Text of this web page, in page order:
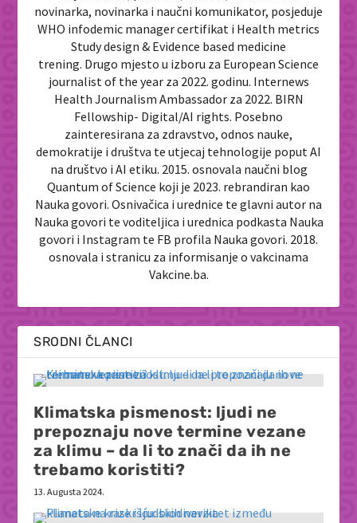
novinarka, novinarka i naučni komunikator, posjeduje
WHO infodemic manager certifikat i Health metrics
Study design & Evidence based medicine
trening. Drugo mjesto u izboru za European Science
journalist of the year za 2022. godinu. Internews
Health Journalism Ambassador za 2022. BIRN
Fellowship- Digital/AI rights. Posebno
zainteresirana za zdravstvo, odnos nauke,
demokratije i društva te utjecaj tehnologije poput AI
na društvo i AI etiku. 2015. osnovala naučni blog
Quantum of Science koji je 2023. rebrandiran kao
Nauka govori. Osnivačica i urednice te glavni autor na
Nauka govori te voditeljica i urednica podkasta Nauka
govori i Instagram te FB profila Nauka govori. 2018.
osnovala i stranicu za informisanje o vakcinama
Vakcine.ba.
SRODNI ČLANCI
Klimatska pismenost: ljudi ne
prepoznaju nove termine vezane
za klimu – da li to znači da ih ne
trebamo koristiti?
13. Augusta 2024.